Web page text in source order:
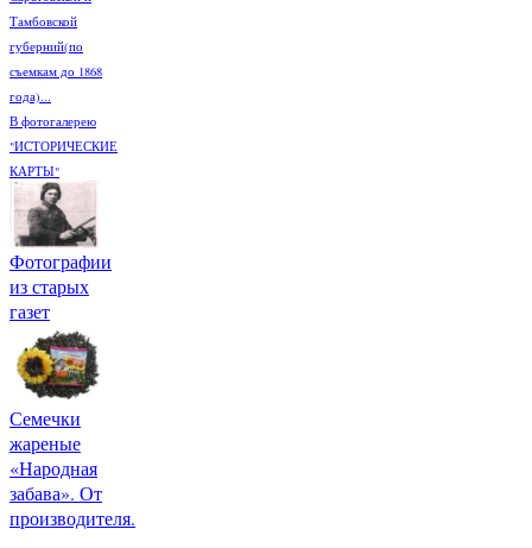
Тамбовской
губерний(по
съемкам до 1868
года)...
В фотогалерею
"ИСТОРИЧЕСКИЕ
КАРТЫ"
Фотографии
из старых
газет
Семечки
жареные
«Народная
забава». От
производителя.